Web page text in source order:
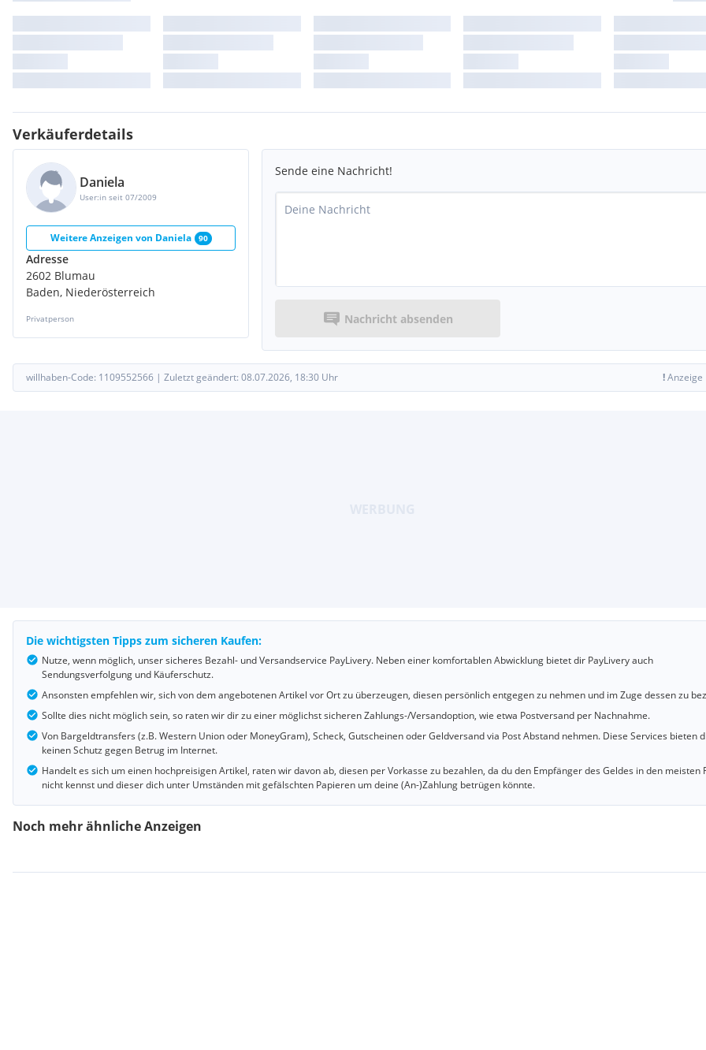
Verkäuferdetails
Daniela
User:in seit 07/2009
Weitere Anzeigen von Daniela 90
Adresse
2602 Blumau
Baden, Niederösterreich
Privatperson
Sende eine Nachricht!
Nachricht absenden
willhaben-Code: 1109552566 | Zuletzt geändert: 08.07.2026, 18:30 Uhr !Anzeige
Die wichtigsten Tipps zum sicheren Kaufen:
Nutze, wenn möglich, unser sicheres Bezahl- und Versandservice PayLivery. Neben einer komfortablen Abwicklung bietet dir PayLivery auch
Sendungsverfolgung und Käuferschutz.
Ansonsten empfehlen wir, sich von dem angebotenen Artikel vor Ort zu überzeugen, diesen persönlich entgegen zu nehmen und im Zuge dessen zu
Sollte dies nicht möglich sein, so raten wir dir zu einer möglichst sicheren Zahlungs-/Versandoption, wie etwa Postversand per Nachnahme.
Von Bargeldtransfers (z.B. Western Union oder MoneyGram), Scheck, Gutscheinen oder Geldversand via Post Abstand nehmen. Diese Services bieten
keinen Schutz gegen Betrug im Internet.
Handelt es sich um einen hochpreisigen Artikel, raten wir davon ab, diesen per Vorkasse zu bezahlen, da du den Empfänger des Geldes in den meisten
nicht kennst und dieser dich unter Umständen mit gefälschten Papieren um deine (An-)Zahlung betrügen könnte.
Noch mehr ähnliche Anzeigen